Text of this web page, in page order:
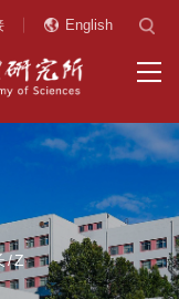
English
Z